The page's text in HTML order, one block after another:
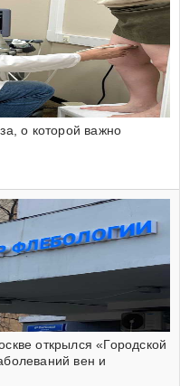
о которой важно
открылся «Городской
вен и